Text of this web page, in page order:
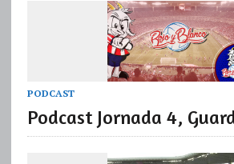
PODCAST
Podcast Jornada 4,